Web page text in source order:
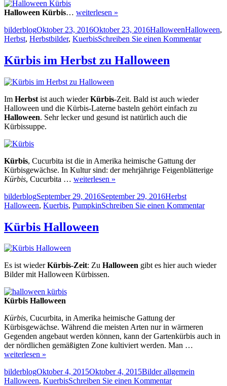
Halloween Kürbis… weiterlesen »
Autor
bilderblogVeröffentlicht
am
Oktober 23, 2016Oktober 23, 2016Kategorien
HalloweenSchlagwörter
Halloween,
Herbst, Herbstbilder, KuerbisSchreiben Sie einen Kommentarzu
Kürbis im Herbst zu Halloween
Im Herbst ist auch wiederKürbis-Zeit. Bald ist auch wieder
Halloween und die Kürbis-Laterne basteln gehört einfach zu
Halloween. Sehr lecker und gesund ist natürlich auch die
Kürbissuppe.
Kürbis, Cucurbita ist die in Amerika heimische Gattung der
Kürbisgewächse. In Kultur sind: der mehrjährige Feigenblätterige
Kürbis, Cucurbita … weiterlesen »
Autor
bilderblogVeröffentlicht
am
September 29, 2016September 29, 2016Kategorien
Herbst
Halloween, Kuerbis, PumpkinSchreiben Sie einen Kommentarzu
Kürbis Halloween
Es ist wiederKürbis-Zeit: Zu Halloween gibt es hier auch wieder
Bilder mit Halloween Kürbissen.
Kürbis Halloween
Kürbis, Cucurbita, in Amerika heimische Gattung der
Kürbisgewächse. Während die meisten Arten nur in wärmeren
Gegenden angebaut werden können, kann der Gartenkürbis auch in
der nördlichen gemäßigten Zone kultiviert werden. Man …
weiterlesen »
Autor
bilderblogVeröffentlicht
am
Oktober 4, 2015Oktober 4, 2015Kategorien
Bilder allgemein
Halloween, KuerbisSchreiben Sie einen Kommentarzu